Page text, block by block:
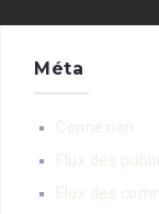
Méta
Connexion
Flux des
Flux des